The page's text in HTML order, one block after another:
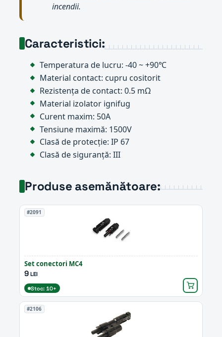
incendii.
Caracteristici:
Temperatura de lucru: -40 ~ +90℃
Material contact: cupru cositorit
Rezistența de contact: 0.5 mΩ
Material izolator ignifug
Curent maxim: 50A
Tensiune maximă: 1500V
Clasă de protecție: IP 67
Clasă de siguranță: III
Produse asemănătoare:
#2091
Set conectori MC4
9LEI
Stoc: 10+
#2106